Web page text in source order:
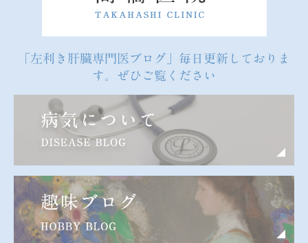
「左利き肝臓専門医ブログ」毎日更新しておりま
す。ぜひご覧ください